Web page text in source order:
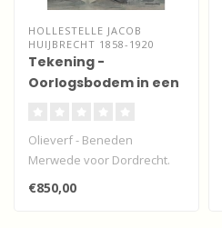
HOLLESTELLE JACOB
HUIJBRECHT 1858-1920
Tekening -
Oorlogsbodem in een
Olieverf - Beneden
Merwede voor Dordrecht.
Gesigneerd.
€850,00